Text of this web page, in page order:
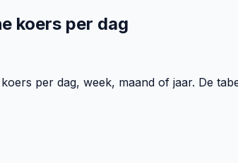
koers per dag
per dag, week, maand of jaar. De